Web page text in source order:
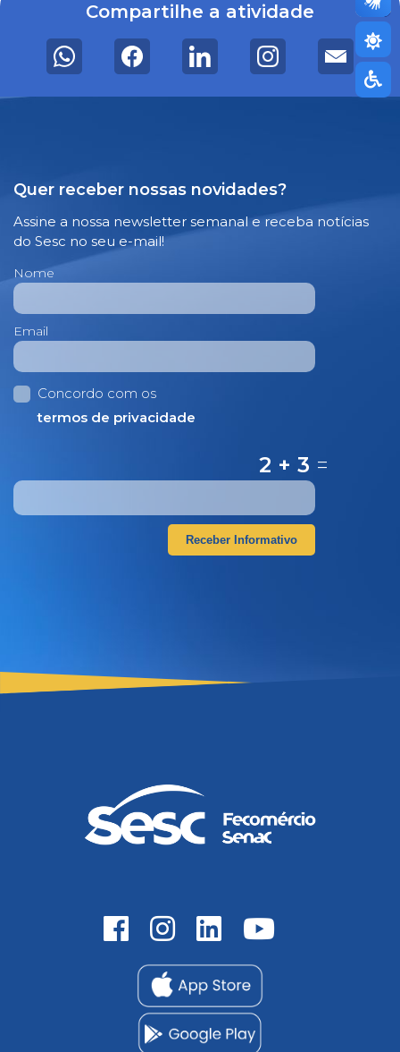
Compartilhe a atividade
Quer receber nossas novidades?
Assine a nossa newsletter semanal e receba notícias
do Sesc no seu e-mail!
Nome
Email
Concordo com os
termos de privacidade
2 + 3 =
Receber Informativo